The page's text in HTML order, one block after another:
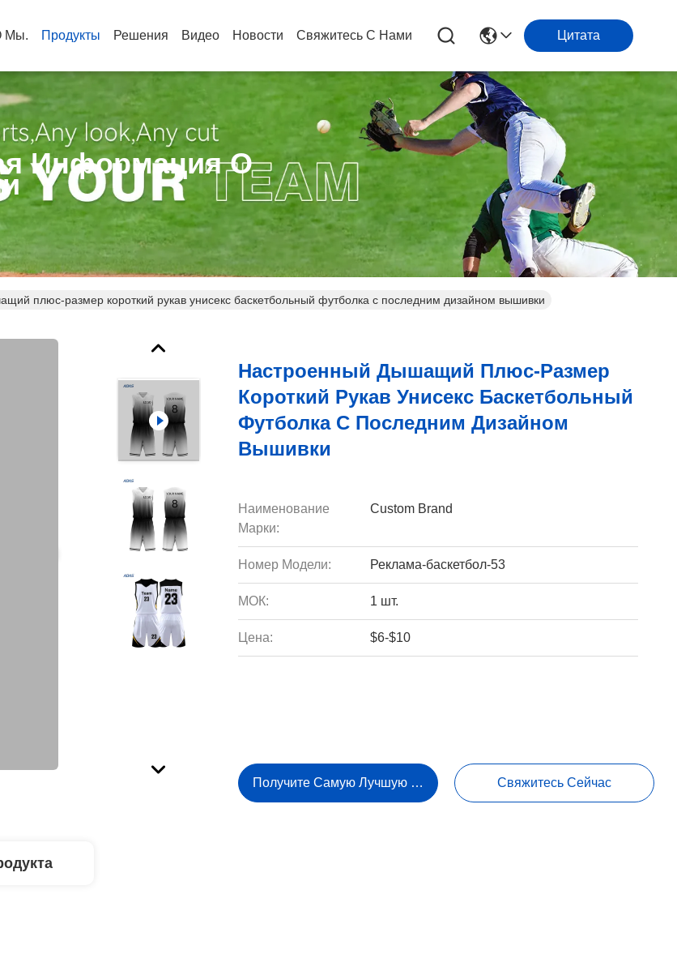
Мы. Продукты Решения Видео Новости Свяжитесь С Нами Цитата
Информация О
плюс-размер короткий рукав унисекс баскетбольный футболка с последним дизайном вышивки
Настроенный Дышащий Плюс-Размер
Короткий Рукав Унисекс Баскетбольный
Футболка С Последним Дизайном
Вышивки
Наименование
Марки:
Custom Brand
Номер Модели: Реклама-баскетбол-53
МОК: 1 шт.
Цена: $6-$10
Получите Самую Лучшую Цену Свяжитесь Сейчас